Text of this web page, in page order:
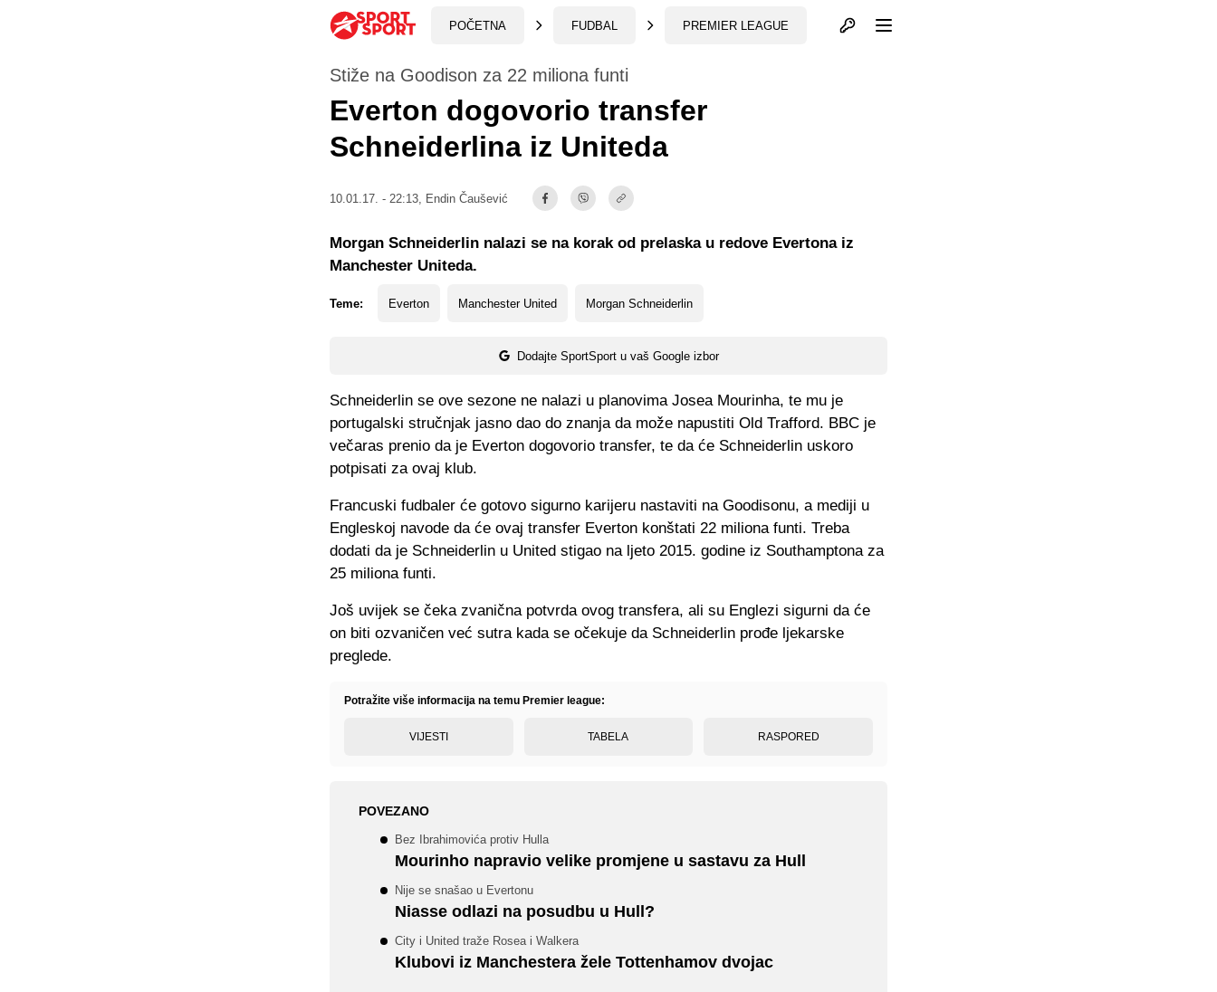
POČETNA FUDBAL PREMIER LEAGUE Otvori profil
Stiže na Goodison za 22 miliona funti
Everton dogovorio transfer
Schneiderlina iz Uniteda
10.01.17. - 22:13, Endin Čaušević
Teme: Everton Manchester United Morgan Schneiderlin
Dodajte SportSport u vaš Google izbor
Morgan Schneiderlin nalazi se na korak od prelaska u redove Evertona iz
Manchester Uniteda.
Schneiderlin se ove sezone ne nalazi u planovima Josea Mourinha, te mu je
portugalski stručnjak jasno dao do znanja da može napustiti Old Trafford. BBC je
večaras prenio da je Everton dogovorio transfer, te da će Schneiderlin uskoro
potpisati za ovaj klub.
Francuski fudbaler će gotovo sigurno karijeru nastaviti na Goodisonu, a mediji u
Engleskoj navode da će ovaj transfer Everton konštati 22 miliona funti. Treba
dodati da je Schneiderlin u United stigao na ljeto 2015. godine iz Southamptona za
25 miliona funti.
Još uvijek se čeka zvanična potvrda ovog transfera, ali su Englezi sigurni da će
on biti ozvaničen već sutra kada se očekuje da Schneiderlin prođe ljekarske
preglede.
Potražite više informacija na temu Premier league:
VIJESTI TABELA RASPORED
POVEZANO
Bez Ibrahimovića protiv Hulla
Mourinho napravio velike promjene u sastavu za Hull
Nije se snašao u Evertonu
Niasse odlazi na posudbu u Hull?
City i United traže Rosea i Walkera
Klubovi iz Manchestera žele Tottenhamov dvojac